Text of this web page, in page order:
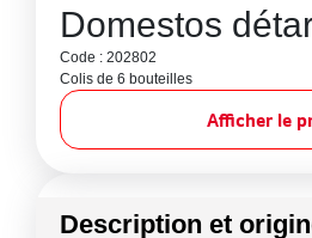
Domestos
Code : 202802
Colis de 6 bouteilles
Afficher le
Description et